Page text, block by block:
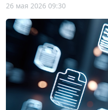
26 мая 2026 09:30